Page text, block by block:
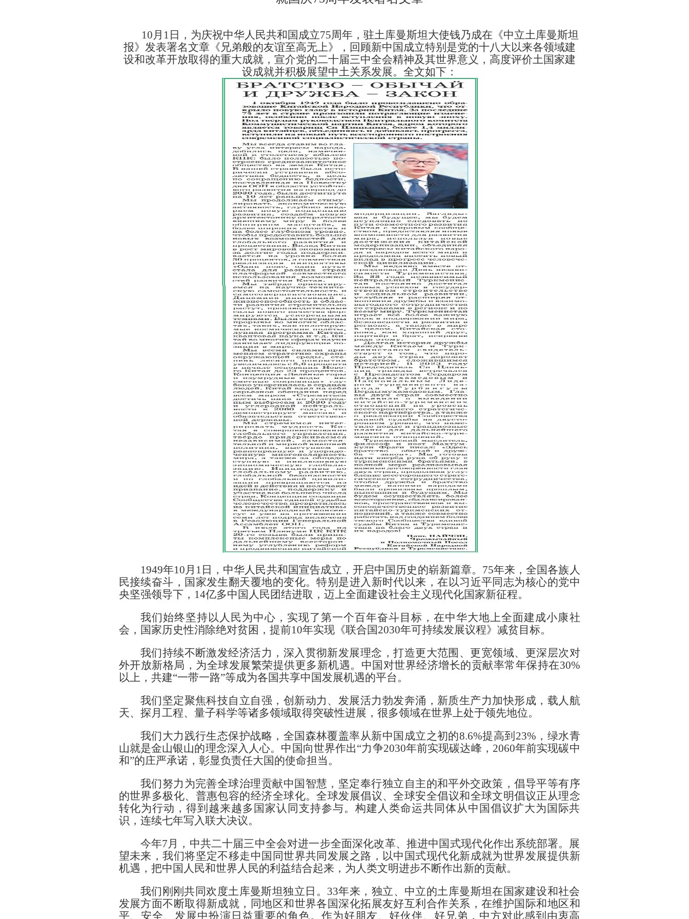
10月1日，为庆祝中华人民共和国成立75周年，驻土库曼斯坦大使钱乃成在《中立土库曼斯坦
报》发表署名文章《兄弟般的友谊至高无上》，回顾新中国成立特别是党的十八大以来各领域建
设和改革开放取得的重大成就，宣介党的二十届三中全会精神及其世界意义，高度评价土国家建
设成就并积极展望中土关系发展。全文如下：
1949年10月1日，中华人民共和国宣告成立，开启中国历史的崭新篇章。75年来，全国各族人
民接续奋斗，国家发生翻天覆地的变化。特别是进入新时代以来，在以习近平同志为核心的党中
央坚强领导下，14亿多中国人民团结进取，迈上全面建设社会主义现代化国家新征程。
我们始终坚持以人民为中心， 实现了第一个百年奋斗目标，在中华大地上全面建成小康社
会，国家历史性消除绝对贫困，提前10年实现《联合国2030年可持续发展议程》减贫目标。
我们持续不断激发经济活力， 深入贯彻新发展理念，打造更大范围、更宽领域、更深层次对
外开放新格局，为全球发展繁荣提供更多新机遇。中国对世界经济增长的贡献率常年保持在30%
以上，共建“一带一路”等成为各国共享中国发展机遇的平台。
我们坚定聚焦科技自立自强， 创新动力、发展活力勃发奔涌，新质生产力加快形成，载人航
天、探月工程、量子科学等诸多领域取得突破性进展，很多领域在世界上处于领先地位。
我们大力践行生态保护战略， 全国森林覆盖率从新中国成立之初的8.6%提高到23%，绿水青
山就是金山银山的理念深入人心。中国向世界作出“力争2030年前实现碳达峰，2060年前实现碳中
和”的庄严承诺，彰显负责任大国的使命担当。
我们努力为完善全球治理贡献中国智慧， 坚定奉行独立自主的和平外交政策，倡导平等有序
的世界多极化、普惠包容的经济全球化。全球发展倡议、全球安全倡议和全球文明倡议正从理念
转化为行动，得到越来越多国家认同支持参与。构建人类命运共同体从中国倡议扩大为国际共
识，连续七年写入联大决议。
今年7月，中共二十届三中全会对进一步全面深化改革、推进中国式现代化作出系统部署。展
望未来，我们将坚定不移走中国同世界共同发展之路，以中国式现代化新成就为世界发展提供新
机遇，把中国人民和世界人民的利益结合起来，为人类文明进步不断作出新的贡献。
我们刚刚共同欢度土库曼斯坦独立日。33年来，独立、中立的土库曼斯坦在国家建设和社会
发展方面不断取得新成就，同地区和世界各国深化拓展友好互利合作关系，在维护国际和地区和
平、安全、发展中扮演日益重要的角色。作为好朋友、好伙伴、好兄弟，中方对此感到由衷高